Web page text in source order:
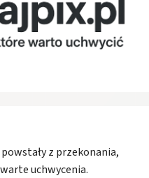
z przekonania,
uchwycenia.